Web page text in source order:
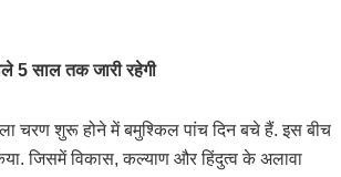
5 साल तक जारी रहेगी
चरण शुरू होने में बमुश्किल पांच दिन बचे हैं. इस बीच
जिसमें विकास, कल्याण और हिंदुत्व के अलावा